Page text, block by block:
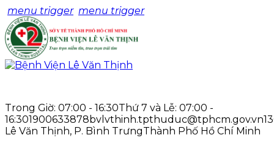
menu trigger menu trigger
Trong Giờ: 07:00 - 16:30Thứ 7 và Lễ: 07:00 -
16:301900633878bvlvthinh.tpthuduc@tphcm.gov.vn
Lê Văn Thịnh, P. Bình TrưngThành Phố Hồ Chí Minh